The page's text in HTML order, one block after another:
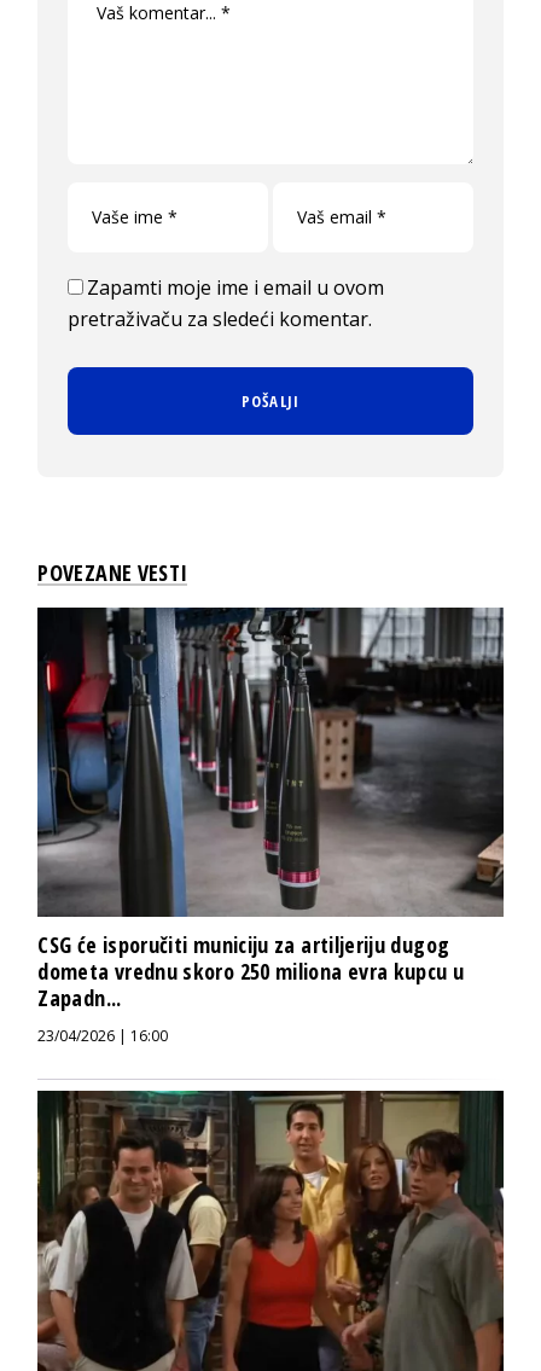
Zapamti moje ime i email u ovom
pretraživaču za sledeći komentar.
POVEZANE VESTI
CSG će isporučiti municiju za artiljeriju dugog
dometa vrednu skoro 250 miliona evra kupcu u
Zapadn...
23/04/2026 | 16:00